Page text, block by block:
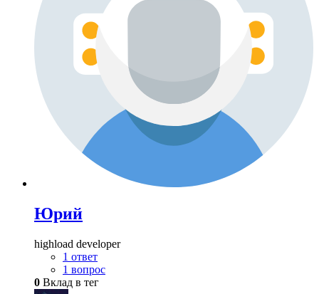
Юрий
highload developer
1 ответ
1 вопрос
0 Вклад в тег